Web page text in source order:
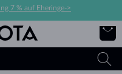
7 % auf Eheringe->